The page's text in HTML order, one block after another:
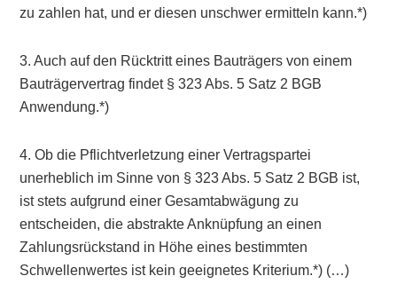
zu zahlen hat, und er diesen unschwer ermitteln kann.*)
3. Auch auf den Rücktritt eines Bauträgers von einem
Bauträgervertrag findet § 323 Abs. 5 Satz 2 BGB
Anwendung.*)
4. Ob die Pflichtverletzung einer Vertragspartei
unerheblich im Sinne von § 323 Abs. 5 Satz 2 BGB ist,
ist stets aufgrund einer Gesamtabwägung zu
entscheiden, die abstrakte Anknüpfung an einen
Zahlungsrückstand in Höhe eines bestimmten
Schwellenwertes ist kein geeignetes Kriterium.*) (…)